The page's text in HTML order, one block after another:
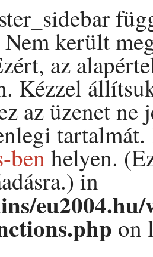
került
az
Kézzel
az üzenet ne
ben helyen.
in
on